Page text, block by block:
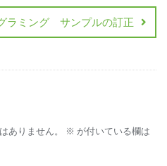
ラミング サンプルの訂正
ありません。 ※ が付いている欄は